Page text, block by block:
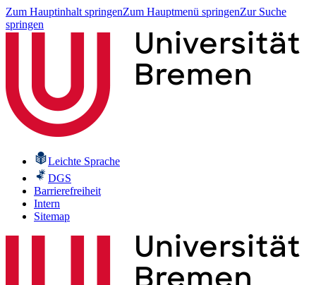
Zum Hauptinhalt springenZum Hauptmenü springenZur Suche
springen
Leichte Sprache
DGS
Barrierefreiheit
Intern
Sitemap